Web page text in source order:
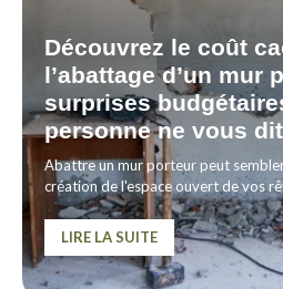
Découvrez le coût
l’abattage d’un mur
surprises
personne ne vous dit
Abattre un mur porteur peut
création de l'espace ouvert de vos
LIRE LA SUITE